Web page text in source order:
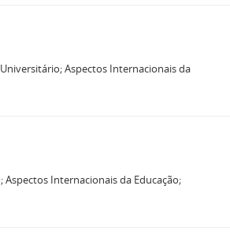
Aspectos Internacionais da
Internacionais da Educação;